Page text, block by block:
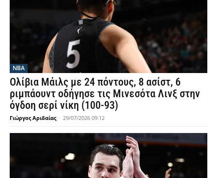
NBA
Ολίβια Μάιλς με 24 πόντους, 8 ασίστ, 6
ριμπάουντ οδήγησε τις Μινεσότα Λινξ στην
όγδοη σερί νίκη (100-93)
Γιώργος Αριδαίας - 29/07/2026 09:12